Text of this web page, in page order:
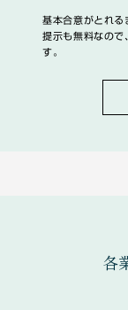
基本合意がとれる
提示も無料なので
す。
各